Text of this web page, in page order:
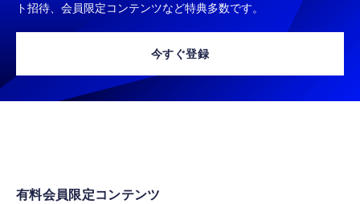
ト招待、会員限定コンテンツなど特典多数です。
今すぐ登録
有料会員限定コンテンツ